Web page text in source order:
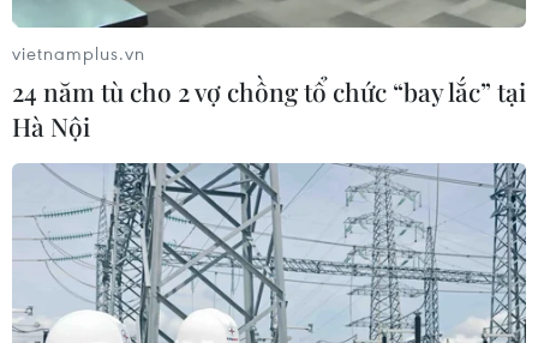
vietnamplus.vn
24 năm tù cho 2 vợ chồng tổ chức “bay lắc” tại
Hà Nội